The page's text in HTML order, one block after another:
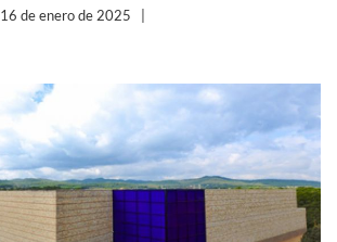
16 de enero de 2025